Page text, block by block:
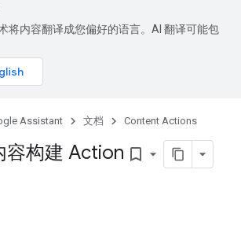
将内容翻译成您偏好的语言。AI 翻译可能包
Assistant 文档 Content Actions
容构建 Action bookmark_border